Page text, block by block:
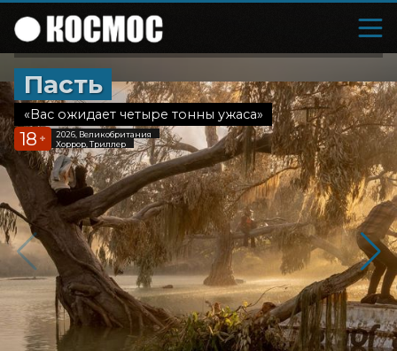
Пасть
«Вас ожидает четыре тонны ужаса»
18 +
2026, Великобритания
Хоррор, Триллер